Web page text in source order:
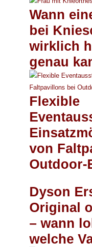
Wann
bei
wirklich
genau
Flexible
von
Outdoor-
Dyson
Original
– wann
welche